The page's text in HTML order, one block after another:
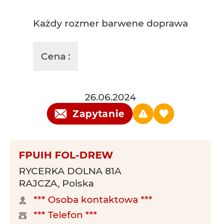
Każdy rozmer barwene doprawa
Cena :
26.06.2024
Zapytanie
FPUIH FOL-DREW
RYCERKA DOLNA 81A
RAJCZA, Polska
*** Osoba kontaktowa ***
*** Telefon ***